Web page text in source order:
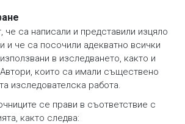
че са написали и представили изцяло
и че са посочили адекватно всички
в изследването, както и
Автори, които са имали съществено
изследователска работа.
се прави в съответствие с
както следва: